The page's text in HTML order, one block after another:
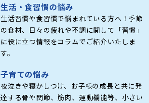
生活・食習慣の悩み
生活習慣や食習慣で悩まれている方へ！季節
の食材、日々の疲れや不調に関して「習慣」
に役に立つ情報をコラムでご紹介いたしま
す。
子育ての悩み
夜泣きや寝かしつけ、お子様の成長と共に発
達する骨や関節、筋肉、運動機能等、小さい